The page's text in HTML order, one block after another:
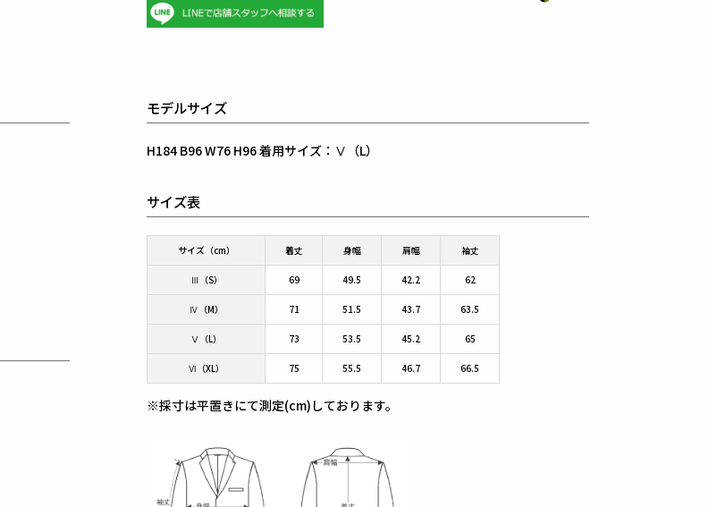
モデルサイズ
H184 B96 W76 H96 着用サイズ：Ⅴ（L）
サイズ表
サイズ（cm） 着丈 身幅 肩幅 袖丈
Ⅲ（S） 69 49.5 42.2 62
Ⅳ（M） 71 51.5 43.7 63.5
Ⅴ（L） 73 53.5 45.2 65
Ⅵ（XL） 75 55.5 46.7 66.5
※採寸は平置きにて測定(cm)しております。